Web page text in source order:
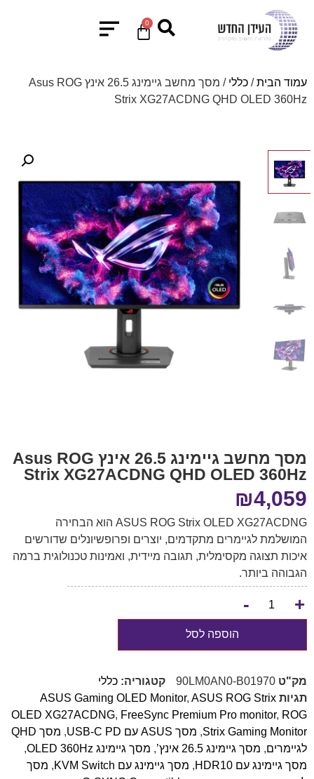
0
עמוד הבית/ כללי
/ מסך מחשב גיימינג 26.5 אינץ Asus ROG
Strix XG27ACDNG QHD OLED 360Hz
מסך מחשב גיימינג 26.5 אינץ Asus ROG
Strix XG27ACDNG QHD OLED 360Hz
₪4,059
ASUS ROG Strix OLED XG27ACDNG הוא הבחירה
המושלמת לגיימרים מתקדמים, יוצרים ופרופשיונלים שדורשים
איכות תצוגה מקסימלית, תגובה מיידית, ואמינות טכנולוגית ברמה
הגבוהה ביותר.
+
-
הוספה לסל
מק"ט 90LM0AN0-B01970 קטגוריה: כללי
תגיות
ASUS Gaming OLED Monitor, ASUS ROG Strix
OLED XG27ACDNG, FreeSync Premium Pro monitor, ROG
Strix Gaming Monitor
, מסך ASUS עם USB-C PD ,
מסך QHD
לגיימרים, מסך גיימינג 26.5 אינץ’ , מסך גיימינג OLED 360Hz
,
מסך גיימינג עם HDR10
, מסך גיימינג עם KVM Switch , מסך